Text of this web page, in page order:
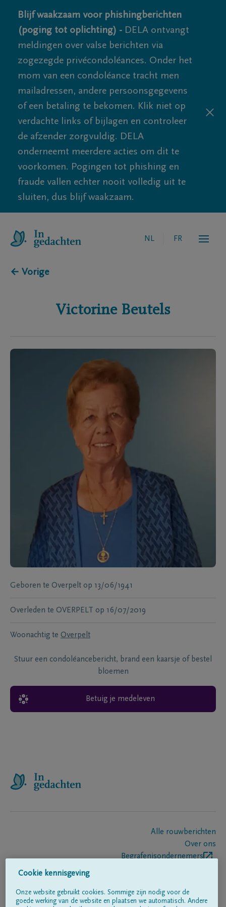
Blijf waakzaam voor phishingberichten
(poging tot oplichting) - DELA ontvangt
meldingen over valse berichten via
zogezegde privécondoléances. Onder het
mom van een condoléance tracht men
mailadressen, andere persoonsgegevens
of een betaling te bekomen. Klik niet op
verdachte links of bijlagen en controleer
de afzender zorgvuldig. DELA
onderneemt meerdere acties om dit te
voorkomen. Pogingen tot phishing en
fraude vallen echter nooit volledig uit te
sluiten, dus blijf waakzaam.
NL FR
← Vorige
Victorine Beutels
Geboren te Overpelt op 13/06/1941
Overleden te OVERPELT op 16/07/2019
Woonachtig te Overpelt
Stuur een condoléancebericht, brand een kaarsje of bestel
bloemen
Betuig je medeleven
Alle rouwberichten
Over ons
Begrafenisondernemers
Cookie kennisgeving
Onze website gebruikt cookies. Sommige zijn nodig voor de
goede werking van de website en plaatsen we automatisch. Andere